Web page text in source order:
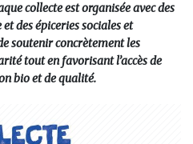
collecte est organisée avec des
des épiceries sociales et
soutenir concrètement les
tout en favorisant l’accès de
bio et de qualité.